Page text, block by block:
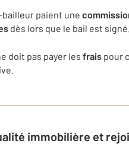
paient une
dès lors que le bail est signé.
doit pas payer les frais pour
immobilière et